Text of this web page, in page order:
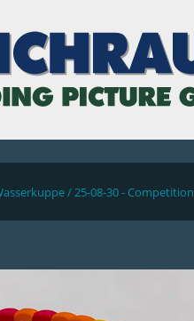
/25-08-30 - Competition